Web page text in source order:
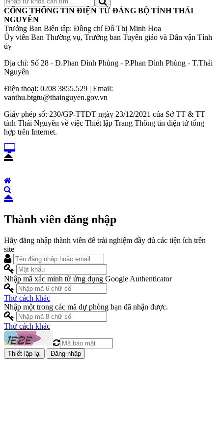
CỔNG THÔNG TIN ĐIỆN TỬ ĐẢNG BỘ TỈNH THÁI
NGUYÊN
Trưởng Ban Biên tập: Đồng chí Đỗ Thị Minh Hoa
Ủy viên Ban Thường vụ, Trưởng ban Tuyên giáo và Dân vận Tỉnh
ủy
Địa chỉ: Số 28 - Đ.Phan Đình Phùng - P.Phan Đình Phùng - T.Thái
Nguyên
Điện thoại: 0208 3855.529 | Email:
vanthu.btgtu@thainguyen.gov.vn
Giấy phép số: 230/GP-TTĐT ngày 23/12/2021 của Sở TT & TT
tỉnh Thái Nguyên về việc Thiết lập Trang Thông tin điện tử tổng
hợp trên Internet.
Thành viên đăng nhập
Hãy đăng nhập thành viên để trải nghiệm đầy đủ các tiện ích trên
site
Nhập mã xác minh từ ứng dụng Google Authenticator
Thử cách khác
Nhập một trong các mã dự phòng bạn đã nhận được.
Thử cách khác
Đăng nhập